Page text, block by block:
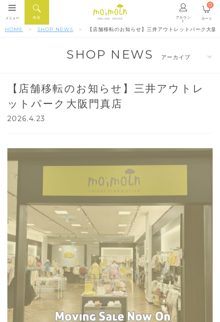
ONLINE STORE アカウン
ト
検索
メニュー カート
0
HOME SHOP NEWS 【店舗移転のお知らせ】三井アウトレットパーク大阪
SHOP NEWS
【店舗移転のお知らせ】三井アウトレ
ットパーク大阪門真店
2026.4.23